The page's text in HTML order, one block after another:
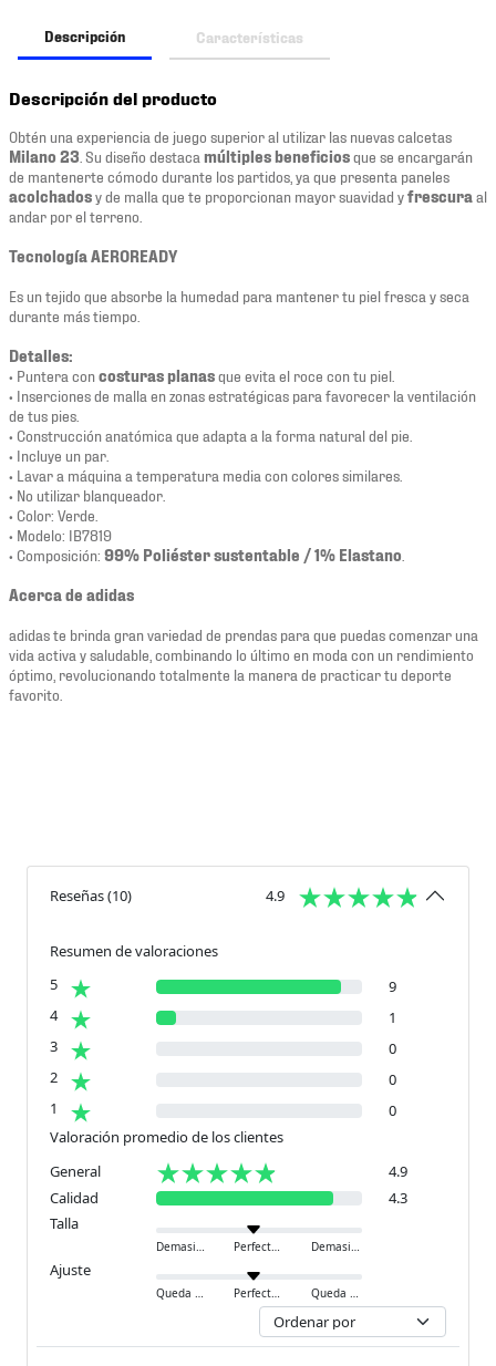
Descripción Características
Descripción del producto
Obtén una experiencia de juego superior al utilizar las nuevas calcetas
Milano 23 . Su diseño destaca múltiples beneficiosque se encargarán
de mantenerte cómodo durante los partidos, ya que presenta paneles
acolchadosy de malla que te proporcionan mayor suavidad yfrescura al
andar por el terreno.
Tecnología AEROREADY
Es un tejido que absorbe la humedad para mantener tu piel fresca y seca
durante más tiempo.
Detalles:
• Puntera concosturas planasque evita el roce con tu piel.
• Inserciones de malla en zonas estratégicas para favorecer la ventilación
de tus pies.
• Construcción anatómica que adapta a la forma natural del pie.
• Incluye un par.
• Lavar a máquina a temperatura media con colores similares.
• No utilizar blanqueador.
• Color: Verde.
• Modelo: IB7819
• Composición: 99% Poliéster sustentable / 1% Elastano
Acerca de adidas
adidas te brinda gran variedad de prendas para que puedas comenzar una
vida activa y saludable, combinando lo último en moda con un rendimiento
óptimo, revolucionando totalmente la manera de practicar tu deporte
favorito.
Reseñas(10) 4.9
Resumen de valoraciones
5
9
4
1
3
0
2
0
1
0
Valoración promedio de los clientes
General
4.9
Calidad
4.3
Talla
Demasiado pequeño Perfecto Demasiado grande
Ajuste
Queda ajustado Perfecto Queda holgado